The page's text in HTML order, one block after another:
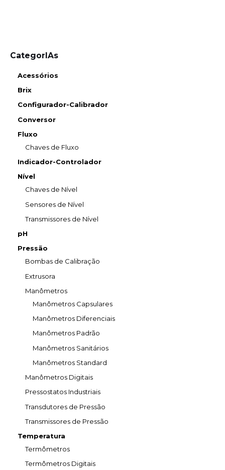
CategorIAs
Acessórios
Brix
Configurador-Calibrador
Conversor
Fluxo
Chaves de Fluxo
Indicador-Controlador
Nível
Chaves de Nível
Sensores de Nível
Transmissores de Nível
pH
Pressão
Bombas de Calibração
Extrusora
Manômetros
Manômetros Capsulares
Manômetros Diferenciais
Manômetros Padrão
Manômetros Sanitários
Manômetros Standard
Manômetros Digitais
Pressostatos Industriais
Transdutores de Pressão
Transmissores de Pressão
Temperatura
Termômetros
Termômetros Digitais